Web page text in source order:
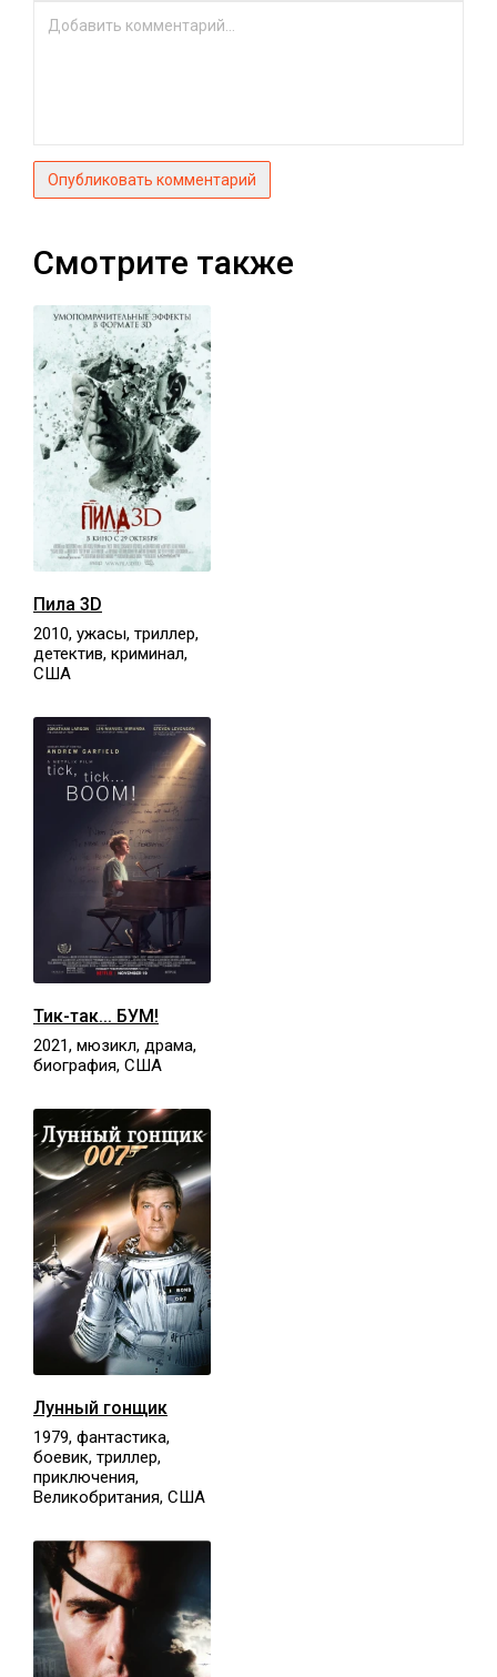
Опубликовать комментарий
Смотрите также
Пила 3D
2010, ужасы, триллер,
детектив, криминал,
США
Тик-так... БУМ!
2021, мюзикл, драма,
биография, США
Лунный гонщик
1979, фантастика,
боевик, триллер,
приключения,
Великобритания, США